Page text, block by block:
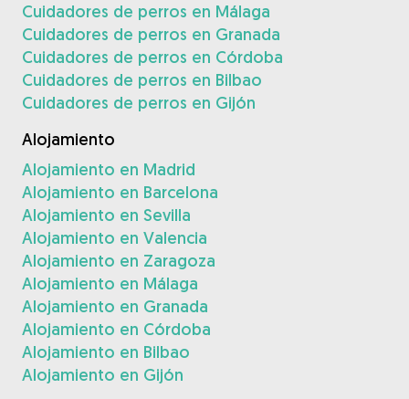
Cuidadores de perros en Málaga
Cuidadores de perros en Granada
Cuidadores de perros en Córdoba
Cuidadores de perros en Bilbao
Cuidadores de perros en Gijón
Alojamiento
Alojamiento en Madrid
Alojamiento en Barcelona
Alojamiento en Sevilla
Alojamiento en Valencia
Alojamiento en Zaragoza
Alojamiento en Málaga
Alojamiento en Granada
Alojamiento en Córdoba
Alojamiento en Bilbao
Alojamiento en Gijón